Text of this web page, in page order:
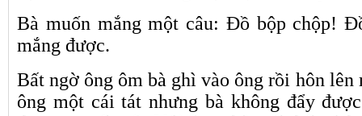
Bà muốn mắng một câu: Đồ bộp chộp!
mắng được.
Bất ngờ ông ôm bà ghì vào ông rồi hôn lên
ông một cái tát nhưng bà không đẩy